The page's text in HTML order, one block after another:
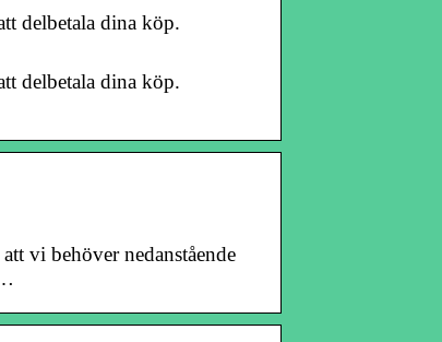
delbetala dina köp.
delbetala dina köp.
vi behöver nedanstående